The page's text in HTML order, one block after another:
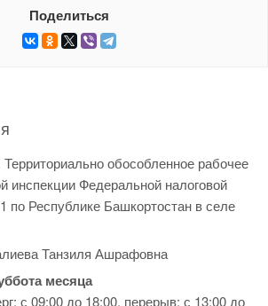
Поделиться
Территориально обособленное рабочее
инспекции Федеральной налоговой
Республике Башкортостан в селе
Танзиля Ашрафовна
месяца
с 09:00 до 18:00, перерыв: с 13:00 до